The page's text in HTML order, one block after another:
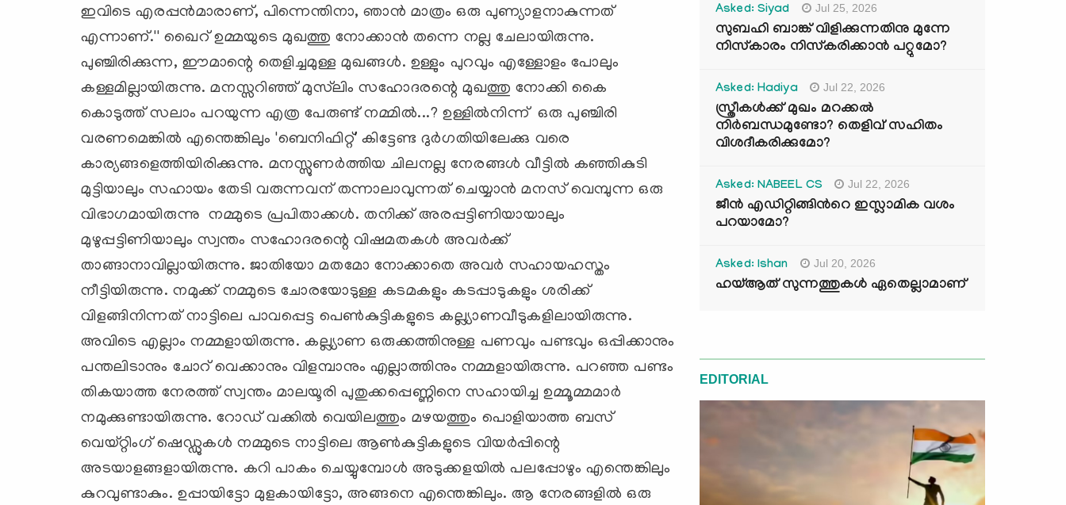
ഇവിടെ എരപ്പന്‍മാരാണ്, പിന്നെന്തിനാ, ഞാന്‍ മാത്രം ഒരു പുണ്യാളനാകുന്നത്
എന്നാണ്.'' ഖൈറ് ഉമ്മയുടെ മുഖത്തു നോക്കാന്‍ തന്നെ നല്ല ചേലായിരുന്നു.
പുഞ്ചിരിക്കുന്ന, ഈമാന്റെ തെളിച്ചമുള്ള മുഖങ്ങള്‍. ഉള്ളും പുറവും എള്ളോളം പോലും
കള്ളമില്ലായിരുന്നു. മനസ്സറിഞ്ഞ് മുസ്‌ലിം സഹോദരന്റെ മുഖത്തു നോക്കി കൈ
കൊടുത്ത് സലാം പറയുന്ന എത്ര പേരുണ്ട് നമ്മില്‍...? ഉള്ളില്‍നിന്ന് ഒരു പുഞ്ചിരി
വരണമെങ്കില്‍ എന്തെങ്കിലും 'ബെനിഫിറ്റ്' കിട്ടേണ്ട ദുര്‍ഗതിയിലേക്കു വരെ
കാര്യങ്ങളെത്തിയിരിക്കുന്നു. മനസ്സുണര്‍ത്തിയ ചിലനല്ല നേരങ്ങള്‍ വീട്ടില്‍ കഞ്ഞികുടി
മുട്ടിയാലും സഹായം തേടി വരുന്നവന് തന്നാലാവുന്നത് ചെയ്യാന്‍ മനസ് വെമ്പുന്ന ഒരു
വിഭാഗമായിരുന്നു നമ്മുടെ പ്രപിതാക്കള്‍. തനിക്ക് അരപ്പട്ടിണിയായാലും
മുഴുപ്പട്ടിണിയാലും സ്വന്തം സഹോദരന്റെ വിഷമതകള്‍ അവര്‍ക്ക്
താങ്ങാനാവില്ലായിരുന്നു. ജാതിയോ മതമോ നോക്കാതെ അവര്‍ സഹായഹസ്തം
നീട്ടിയിരുന്നു. നമുക്ക് നമ്മുടെ ചോരയോടുള്ള കടമകളും കടപ്പാടുകളും ശരിക്ക്
വിളങ്ങിനിന്നത് നാട്ടിലെ പാവപ്പെട്ട പെണ്‍കുട്ടികളുടെ കല്ല്യാണവീടുകളിലായിരുന്നു.
അവിടെ എല്ലാം നമ്മളായിരുന്നു. കല്ല്യാണ ഒരുക്കത്തിനുള്ള പണവും പണ്ടവും ഒപ്പിക്കാനും
പന്തലിടാനും ചോറ് വെക്കാനും വിളമ്പാനും എല്ലാത്തിനും നമ്മളായിരുന്നു. പറഞ്ഞ പണ്ടം
തികയാത്ത നേരത്ത് സ്വന്തം മാലയൂരി പുതുക്കപ്പെണ്ണിനെ സഹായിച്ച ഉമ്മൂമ്മമാര്‍
നമുക്കുണ്ടായിരുന്നു. റോഡ് വക്കില്‍ വെയിലത്തും മഴയത്തും പൊളിയാത്ത ബസ്
വെയ്റ്റിംഗ് ഷെഡ്ഡുകള്‍ നമ്മുടെ നാട്ടിലെ ആണ്‍കുട്ടികളുടെ വിയര്‍പ്പിന്റെ
അടയാളങ്ങളായിരുന്നു. കറി പാകം ചെയ്യുമ്പോള്‍ അടുക്കളയില്‍ പലപ്പോഴും എന്തെങ്കിലും
കുറവുണ്ടാകും. ഉപ്പായിട്ടോ മുളകായിട്ടോ, അങ്ങനെ എന്തെങ്കിലും. ആ നേരങ്ങളില്‍ ഒരു
Asked: Siyad Jul 25, 2026
സുബഹി ബാങ്ക് വിളിക്കുന്നതിനു മുന്നേ
നിസ്കാരം നിസ്കരിക്കാൻ പറ്റുമോ?
Asked: Hadiya Jul 22, 2026
സ്ത്രീകൾക്ക് മുഖം മറക്കൽ
നിർബന്ധമുണ്ടോ? തെളിവ് സഹിതം
വിശദീകരിക്കുമോ?
Asked: NABEEL CS Jul 22, 2026
ജീൻ എഡിറ്റിങ്ങിന്‍റെ ഇസ്ലാമിക വശം
പറയാമോ?
Asked: Ishan Jul 20, 2026
ഹയ്ആത് സുന്നത്തുകൾ ഏതെല്ലാമാണ്
EDITORIAL